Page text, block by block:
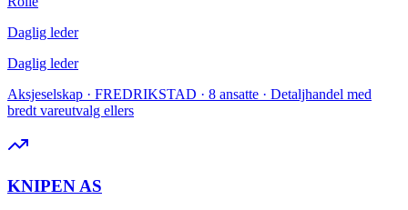
Daglig leder
Daglig leder
Aksjeselskap · FREDRIKSTAD · 8 ansatte · Detaljhandel med
bredt vareutvalg ellers
KNIPEN AS